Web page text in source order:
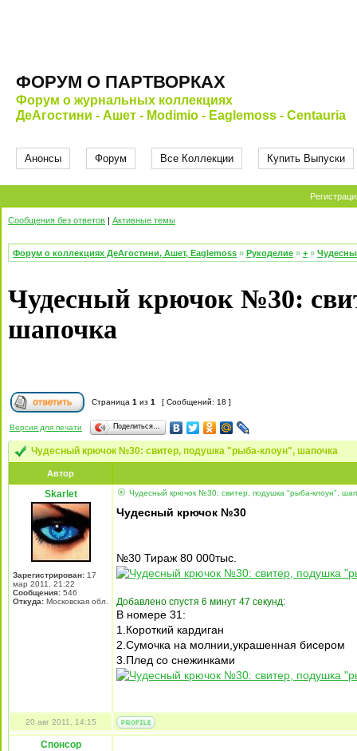
ФОРУМ О ПАРТВОРКАХ
Форум о журнальных коллекциях
ДеАгостини - Ашет - Modimio - Eaglemoss - Centauria
Анонсы Форум Все Коллекции Купить Выпуски
Сообщения без ответов | Активные темы
Форум о коллекциях ДеАгостини, Ашет, Eaglemoss » Рукоделие » + »
Чудесный крючок №30:
шапочка
Страница 1 из 1 [ Сообщений: 18 ]
Версия для печати Поделиться…
Чудесный крючок №30: свитер, подушка "рыба-клоун", шапочка
Автор
Skarlet
Зарегистрирован: 17
мар 2011, 21:22
Сообщения: 546
Откуда: Московская обл.
Чудесный крючок №30: свитер, подушка "рыба-клоун",
Чудесный крючок №30
№30 Тираж 80 000тыс.
Добавлено спустя 6 минут 47 секунд:
В номере 31:
1.Короткий кардиган
2.Сумочка на молнии,украшенная бисером
3.Плед со снежинками
20 авг 2011, 14:15
Спонсор